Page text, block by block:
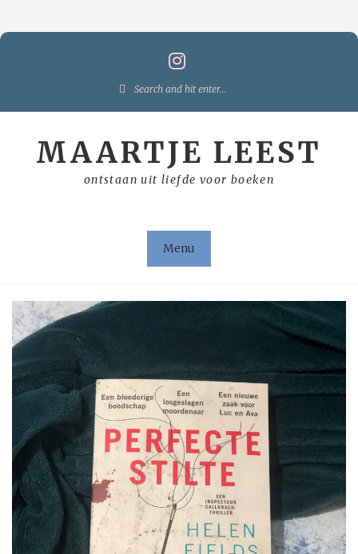
Search
MAARTJE LEEST
ontstaan uit liefde voor boeken
Menu